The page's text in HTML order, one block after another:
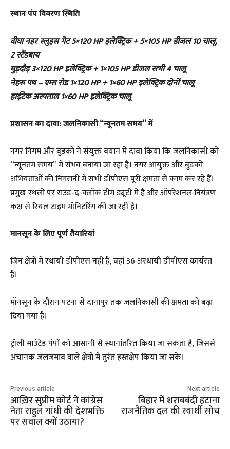
स्थान पंप विवरण स्थिति
दीघा नहर स्लुइस गेट 5×120 HP इलेक्ट्रिक + 5×105 HP डीजल 10 चालू,
2 स्टैंडबाय
घुड़दौड़ 3×120 HP इलेक्ट्रिक + 1×105 HP डीजल सभी 4 चालू
नेहरू पथ – एम्स रोड 1×120 HP + 1×60 HP इलेक्ट्रिक दोनों चालू
हाईटेक अस्पताल 1×60 HP इलेक्ट्रिक चालू
प्रशासन का दावा: जलनिकासी “न्यूनतम समय” में
नगर निगम और बुडको ने संयुक्त बयान में दावा किया कि जलनिकासी को
“न्यूनतम समय” में संभव बनाया जा रहा है। नगर आयुक्त और बुडको
अभियंताओं की निगरानी में सभी डीपीएस पूरी क्षमता से काम कर रहे हैं।
प्रमुख स्थलों पर राउंड-द-क्लॉक टीम ड्यूटी में है और ऑपरेशनल नियंत्रण
कक्ष से रियल टाइम मॉनिटरिंग की जा रही है।
मानसून के लिए पूर्ण तैयारियां
जिन क्षेत्रों में स्थायी डीपीएस नहीं हैं, वहां 36 अस्थायी डीपीएस कार्यरत
हैं।
मॉनसून के दौरान पटना से दानापुर तक जलनिकासी की क्षमता को बढ़ा
दिया गया है।
ट्रॉली माउंटेड पंपों को आसानी से स्थानांतरित किया जा सकता है, जिससे
अचानक जलजमाव वाले क्षेत्रों में तुरंत हस्तक्षेप किया जा सके।
Previous article
आख़िर सुप्रीम कोर्ट ने कांग्रेस
नेता राहुल गांधी की देशभक्ति
पर सवाल क्यों उठाया?
Next article
बिहार में शराबबंदी हटाना
राजनैतिक दल की स्वार्थी सोच